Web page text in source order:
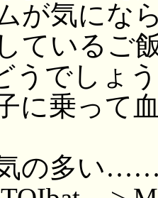
が気にな
ているご
でしょう
に乗って
の多い……